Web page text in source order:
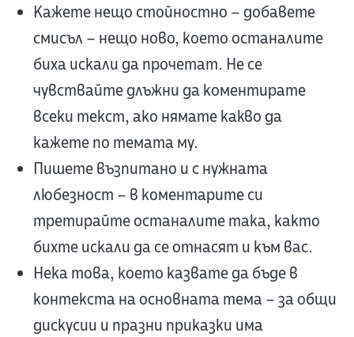
Кажете нещо стойностно – добавете
смисъл – нещо ново, което останалите
биха искали да прочетат. Не се
чувствайте длъжни да коментирате
всеки текст, ако нямате какво да
кажете по темата му.
Пишете възпитано и с нужната
любезност – в коментарите си
третирайте останалите така, както
бихте искали да се отнасят и към вас.
Нека това, което казвате да бъде в
контекста на основната тема – за общи
дискусии и празни приказки има